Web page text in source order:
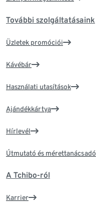
További szolgáltatásaink
Üzletek promóciói
Kávébár
Használati utasítások
Ajándékkártya
Hírlevél
Útmutató és mérettanácsadó
A Tchibo-ról
Karrier